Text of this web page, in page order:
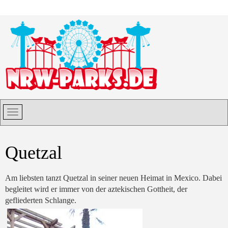
Quetzal
Am liebsten tanzt Quetzal in seiner neuen Heimat in Mexico. Dabei
begleitet wird er immer von der aztekischen Gottheit, der
gefliederten Schlange.